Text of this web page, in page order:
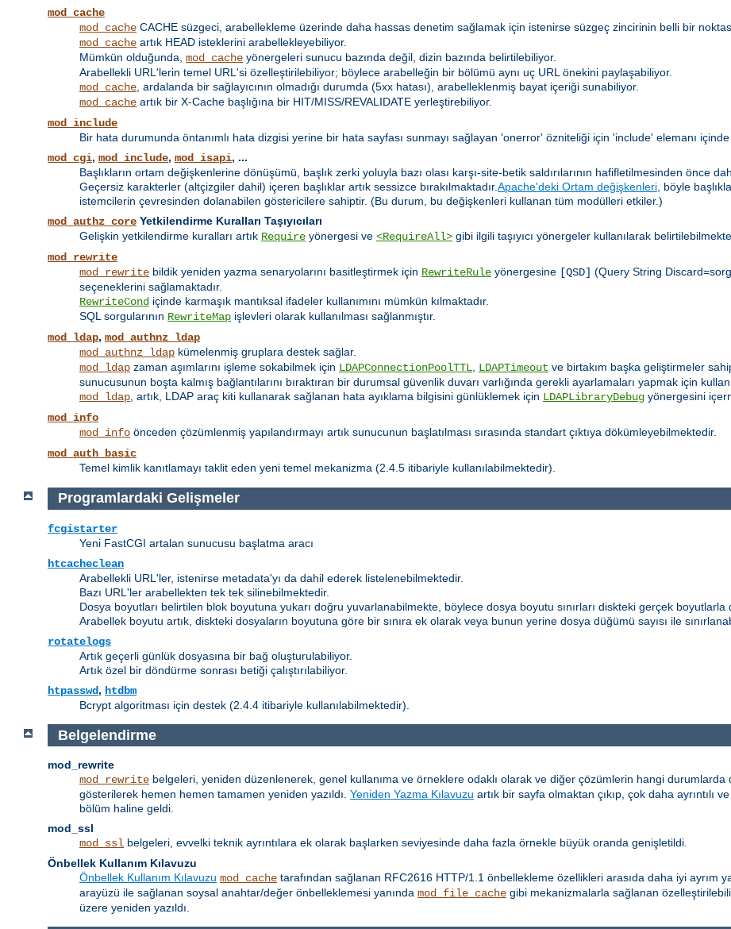
mod_cache
mod_cache CACHE süzgeci, arabellekleme üzerinde daha hassas denetim sağlamak için istenirse süzgeç zincirinin belli bir
mod_cache artık HEAD isteklerini arabellekleyebiliyor.
Mümkün olduğunda, mod_cache yönergeleri sunucu bazında değil, dizin bazında belirtilebiliyor.
Arabellekli URL'lerin temel URL'si özelleştirilebiliyor; böylece arabelleğin bir bölümü aynı uç URL önekini paylaşabiliyor.
mod_cache, ardalanda bir sağlayıcının olmadığı durumda (5xx hatası), arabelleklenmiş bayat içeriği sunabiliyor.
mod_cache artık bir X-Cache başlığına bir HIT/MISS/REVALIDATE yerleştirebiliyor.
mod_include
Bir hata durumunda öntanımlı hata dizgisi yerine bir hata sayfası sunmayı sağlayan 'onerror' özniteliği için 'include' elemanı
mod_cgi, mod_include, mod_isapi, ...
Başlıkların ortam değişkenlerine dönüşümü, başlık zerki yoluyla bazı olası karşı-site-betik saldırılarının hafifletilmesinden önce
Geçersiz karakterler (altçizgiler dahil) içeren başlıklar artık sessizce bırakılmaktadır.Apache'deki Ortam değişkenleri, böyle
istemcilerin çevresinden dolanabilen göstericilere sahiptir. (Bu durum, bu değişkenleri kullanan tüm modülleri etkiler.)
mod_authz_core Yetkilendirme Kuralları Taşıyıcıları
Gelişkin yetkilendirme kuralları artık Require yönergesi ve <RequireAll> gibi ilgili taşıyıcı yönergeler kullanılarak
mod_rewrite
mod_rewrite bildik yeniden yazma senaryolarını basitleştirmek için RewriteRule yönergesine [QSD] (Query String
seçeneklerini sağlamaktadır.
RewriteCond içinde karmaşık mantıksal ifadeler kullanımını mümkün kılmaktadır.
SQL sorgularının RewriteMap işlevleri olarak kullanılması sağlanmıştır.
mod_ldap, mod_authnz_ldap
mod_authnz_ldap kümelenmiş gruplara destek sağlar.
mod_ldap zaman aşımlarını işleme sokabilmek için LDAPConnectionPoolTTL, LDAPTimeout ve birtakım başka geliştirmeler
sunucusunun boşta kalmış bağlantılarını bıraktıran bir durumsal güvenlik duvarı varlığında gerekli ayarlamaları yapmak için
mod_ldap, artık, LDAP araç kiti kullanarak sağlanan hata ayıklama bilgisini günlüklemek için LDAPLibraryDebug yönergesini
mod_info
mod_info önceden çözümlenmiş yapılandırmayı artık sunucunun başlatılması sırasında standart çıktıya dökümleyebilmektedir.
mod_auth_basic
Temel kimlik kanıtlamayı taklit eden yeni temel mekanizma (2.4.5 itibariyle kullanılabilmektedir).
Programlardaki Gelişmeler
fcgistarter
Yeni FastCGI artalan sunucusu başlatma aracı
htcacheclean
Arabellekli URL'ler, istenirse metadata'yı da dahil ederek listelenebilmektedir.
Bazı URL'ler arabellekten tek tek silinebilmektedir.
Dosya boyutları belirtilen blok boyutuna yukarı doğru yuvarlanabilmekte, böylece dosya boyutu sınırları diskteki gerçek boyutlarla
Arabellek boyutu artık, diskteki dosyaların boyutuna göre bir sınıra ek olarak veya bunun yerine dosya düğümü sayısı ile
rotatelogs
Artık geçerli günlük dosyasına bir bağ oluşturulabiliyor.
Artık özel bir döndürme sonrası betiği çalıştırılabiliyor.
htpasswd, htdbm
Bcrypt algoritması için destek (2.4.4 itibariyle kullanılabilmektedir).
Belgelendirme
mod_rewrite
mod_rewrite belgeleri, yeniden düzenlenerek, genel kullanıma ve örneklere odaklı olarak ve diğer çözümlerin hangi
gösterilerek hemen hemen tamamen yeniden yazıldı. Yeniden Yazma Kılavuzu artık bir sayfa olmaktan çıkıp, çok daha ayrıntılı
bölüm haline geldi.
mod_ssl
mod_ssl belgeleri, evvelki teknik ayrıntılara ek olarak başlarken seviyesinde daha fazla örnekle büyük oranda genişletildi.
Önbellek Kullanım Kılavuzu
Önbellek Kullanım Kılavuzu mod_cache tarafından sağlanan RFC2616 HTTP/1.1 önbellekleme özellikleri arasıda daha iyi ayrım
arayüzü ile sağlanan soysal anahtar/değer önbelleklemesi yanında mod_file_cache gibi mekanizmalarla sağlanan
üzere yeniden yazıldı.